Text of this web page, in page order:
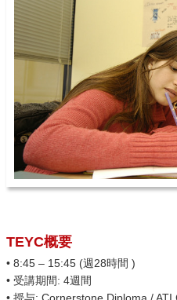
TEYC概要
• 8:45 – 15:45 (週28時間 )
• 受講期間: 4週間